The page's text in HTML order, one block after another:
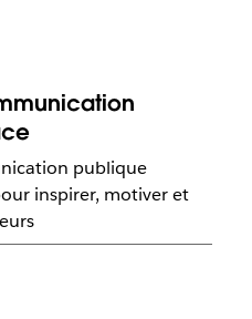
publique
inspirer, motiver et